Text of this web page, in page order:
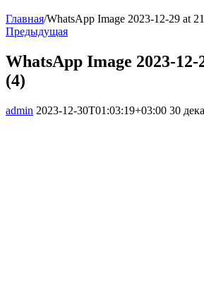
Главная/WhatsApp Image 2023-12-29 at
Предыдущая
WhatsApp Image 2023-12-
(4)
admin 2023-12-30T01:03:19+03:00 30